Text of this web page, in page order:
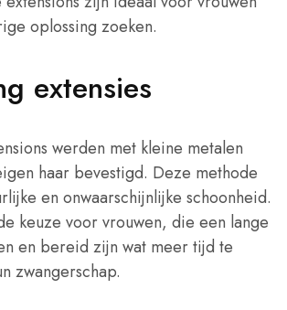
oplossing zoeken.
extensies
werden met kleine metalen
haar bevestigd. Deze methode
en onwaarschijnlijke schoonheid.
keuze voor vrouwen, die een lange
en bereid zijn wat meer tijd te
zwangerschap.